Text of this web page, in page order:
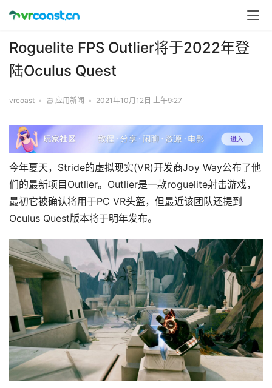
Roguelite FPS Outlier将于2022年登
陆Oculus Quest
vrcoast • 应用新闻 • 2021年10月12日 上午9:27
今年夏天，Stride的虚拟现实(VR)开发商Joy Way公布了他
们的最新项目Outlier。Outlier是一款roguelite射击游戏，
最初它被确认将用于PC VR头盔，但最近该团队还提到
Oculus Quest版本将于明年发布。